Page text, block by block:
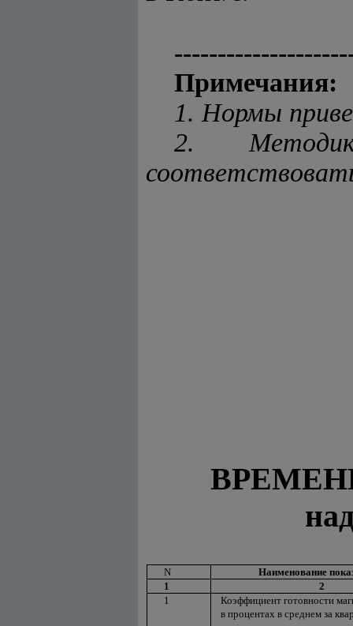
Примечания:
1. Нормы
2.
N
Наименование
1
2
1
Коэффициент готовности
в процентах в среднем за